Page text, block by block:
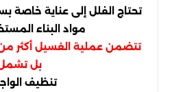
تحتاج الفلل إلى عناية خاصة
مواد البناء
تتضمن عملية الغسيل أكثر
بل
تنظيف